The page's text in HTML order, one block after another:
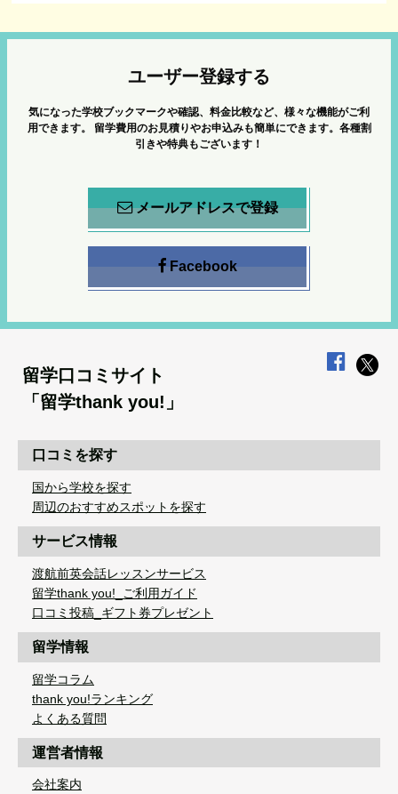
ユーザー登録する
気になった学校ブックマークや確認、料金比較など、様々な機能がご利
用できます。
留学費用のお見積りやお申込みも簡単にできます。各種割
引きや特典もございます！
メールアドレスで登録
Facebook
留学口コミサイト
「留学thank you!」
口コミを探す
国から学校を探す
周辺のおすすめスポットを探す
サービス情報
渡航前英会話レッスンサービス
留学thank you!_ご利用ガイド
口コミ投稿_ギフト券プレゼント
留学情報
留学コラム
thank you!ランキング
よくある質問
運営者情報
会社案内